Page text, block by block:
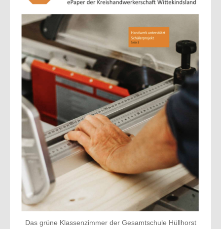
Das grüne Klassenzimmer der Gesamtschule Hüllhorst